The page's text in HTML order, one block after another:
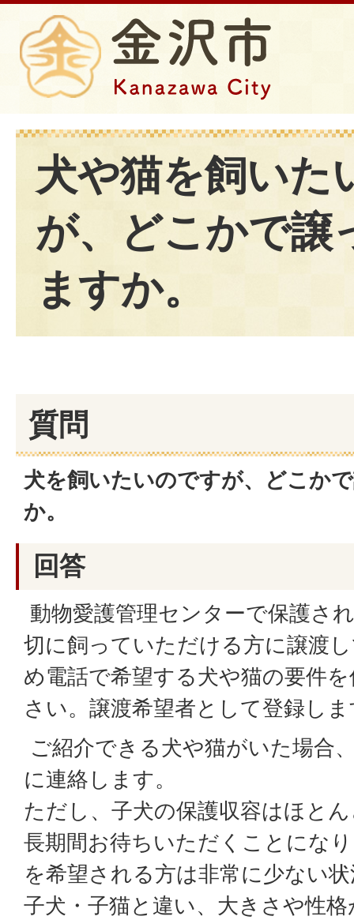
犬や猫を飼いた
が、どこかで譲
ますか。
質問
犬を飼いたいのですが、どこか
か。
回答
動物愛護管理センターで保護さ
切に飼っていただける方に譲渡
め電話で希望する犬や猫の要件
さい。譲渡希望者として登録し
ご紹介できる犬や猫がいた場合
に連絡します。
ただし、子犬の保護収容はほと
長期間お待ちいただくことにな
を希望される方は非常に少ない
子犬・子猫と違い、大きさや性